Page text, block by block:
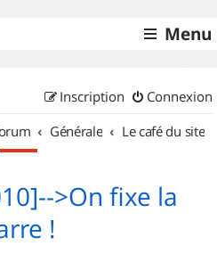
Menu
Connexion
Inscription
Générale Le café du site
>On fixe la
!